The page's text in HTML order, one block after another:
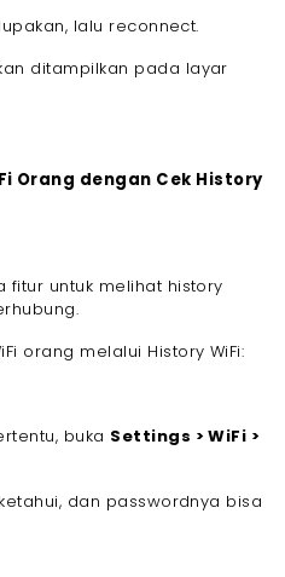
lalu reconnect.
ditampilkan pada layar
Orang dengan Cek History
untuk melihat history
orang melalui History WiFi:
buka Settings > WiFi >
dan passwordnya bisa